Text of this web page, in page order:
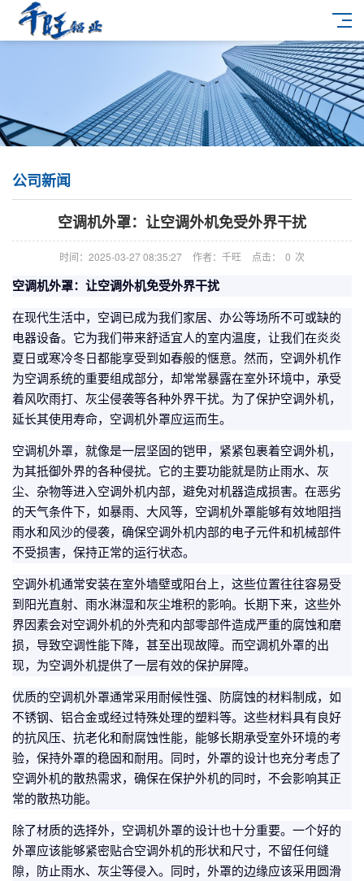
公司新闻
空调机外罩：让空调外机免受外界干扰
时间：2025-03-27 08:35:27 作者：千旺 点击： 0 次
空调机外罩：让空调外机免受外界干扰
在现代生活中，空调已成为我们家居、办公等场所不可或缺的
电器设备。它为我们带来舒适宜人的室内温度，让我们在炎炎
夏日或寒冷冬日都能享受到如春般的惬意。然而，空调外机作
为空调系统的重要组成部分，却常常暴露在室外环境中，承受
着风吹雨打、灰尘侵袭等各种外界干扰。为了保护空调外机，
延长其使用寿命，空调机外罩应运而生。
空调机外罩，就像是一层坚固的铠甲，紧紧包裹着空调外机，
为其抵御外界的各种侵扰。它的主要功能就是防止雨水、灰
尘、杂物等进入空调外机内部，避免对机器造成损害。在恶劣
的天气条件下，如暴雨、大风等，空调机外罩能够有效地阻挡
雨水和风沙的侵袭，确保空调外机内部的电子元件和机械部件
不受损害，保持正常的运行状态。
空调外机通常安装在室外墙壁或阳台上，这些位置往往容易受
到阳光直射、雨水淋湿和灰尘堆积的影响。长期下来，这些外
界因素会对空调外机的外壳和内部零部件造成严重的腐蚀和磨
损，导致空调性能下降，甚至出现故障。而空调机外罩的出
现，为空调外机提供了一层有效的保护屏障。
优质的空调机外罩通常采用耐候性强、防腐蚀的材料制成，如
不锈钢、铝合金或经过特殊处理的塑料等。这些材料具有良好
的抗风压、抗老化和耐腐蚀性能，能够长期承受室外环境的考
验，保持外罩的稳固和耐用。同时，外罩的设计也充分考虑了
空调外机的散热需求，确保在保护外机的同时，不会影响其正
常的散热功能。
除了材质的选择外，空调机外罩的设计也十分重要。一个好的
外罩应该能够紧密贴合空调外机的形状和尺寸，不留任何缝
隙，防止雨水、灰尘等侵入。同时，外罩的边缘应该采用圆滑